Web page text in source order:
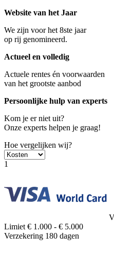
Website van het Jaar
We zijn voor het 8ste jaar
op rij genomineerd.
Actueel en volledig
Actuele rentes én voorwaarden
van het grootste aanbod
Persoonlijke hulp van experts
Kom je er niet uit?
Onze experts helpen je graag!
Hoe vergelijken wij?
1
Limiet € 1.000 - € 5.000
Verzekering 180 dagen